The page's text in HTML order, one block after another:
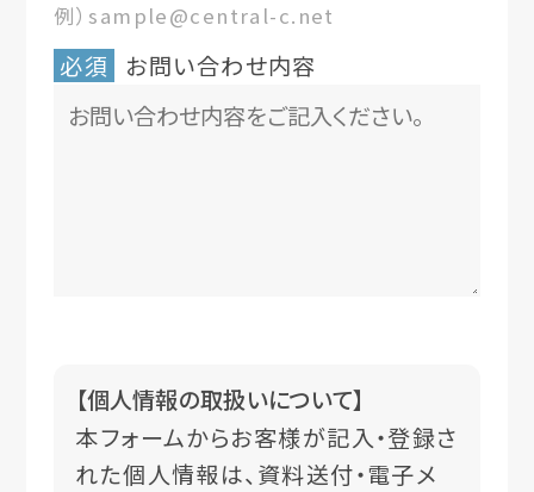
例）sample@central-c.net
必須 お問い合わせ内容
【個人情報の取扱いについて】
本フォームからお客様が記入・登録さ
れた個人情報は、資料送付・電子メ